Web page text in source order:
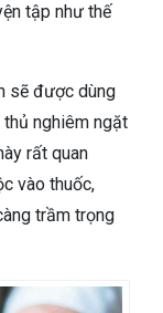
tập như thế
sẽ được dùng
nghiêm ngặt
rất quan
vào thuốc,
trầm trọng